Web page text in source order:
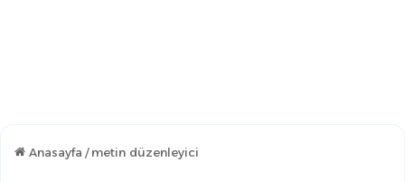
Anasayfa / metin düzenleyici